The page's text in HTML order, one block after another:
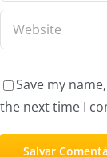
Save my
the next time I